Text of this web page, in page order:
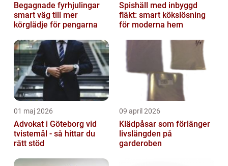
Begagnade fyrhjulingar
smart väg till mer
körglädje för pengarna
Spishäll med inbyggd
fläkt: smart kökslösning
för moderna hem
01 maj 2026
Advokat i Göteborg vid
tvistemål - så hittar du
rätt stöd
09 april 2026
Klädpåsar som förlänger
livslängden på
garderoben